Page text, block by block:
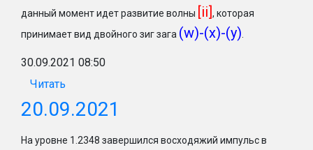
данный момент идет развитие волны [ii], которая
принимает вид двойного зиг зага (w)-(x)-(y).
30.09.2021 08:50
Читать
20.09.2021
На уровне 1.2348 завершился восходяжий импульс в